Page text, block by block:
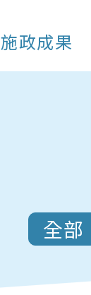
施政成果
全部